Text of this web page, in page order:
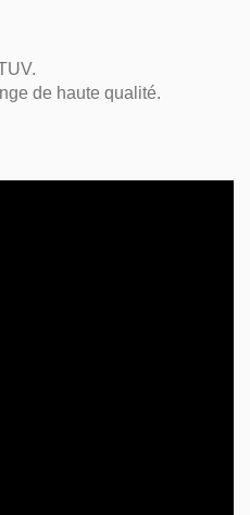
de haute qualité.